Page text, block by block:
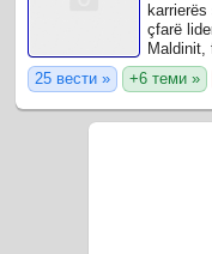
çfarë
Maldinit,
ndaj
25 вести » +6 теми »